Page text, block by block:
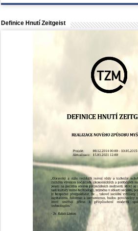
Definice Hnutí Zeitgeist